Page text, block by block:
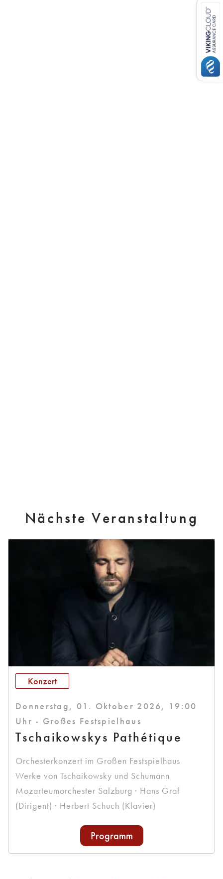
Nächste Veranstaltung
Konzert
Donnerstag, 01. Oktober 2026, 19:00
Uhr - Großes Festspielhaus
Tschaikowskys Pathétique
Orchesterkonzert im Großen Festspielhaus
Werke von Tschaikowsky und Schumann
Mozarteumorchester Salzburg · Hans Graf
(Dirigent) · Herbert Schuch (Klavier)
Programm